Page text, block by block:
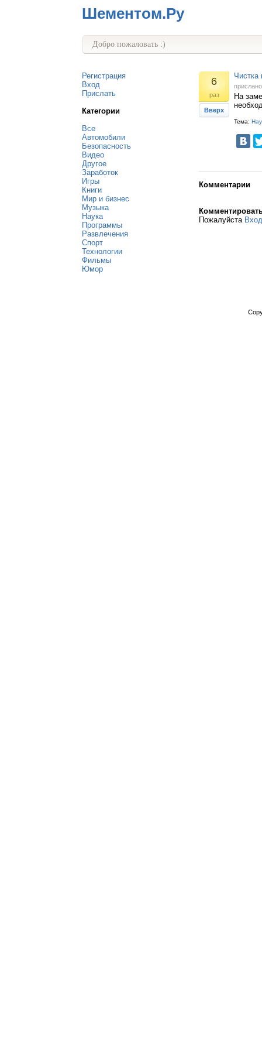
Шементом.Ру
Добро пожаловать :)
Регистрация
Вход
Прислать
Категории
Все
Автомобили
Безопасность
Видео
Другое
Заработок
Игры
Книги
Мир и бизнес
Музыка
Наука
Программы
Развлечения
Спорт
Технологии
Фильмы
Юмор
6
раз
Вверх
Чистка
На
Тема:
Комментарии
Пожалуйста Вход